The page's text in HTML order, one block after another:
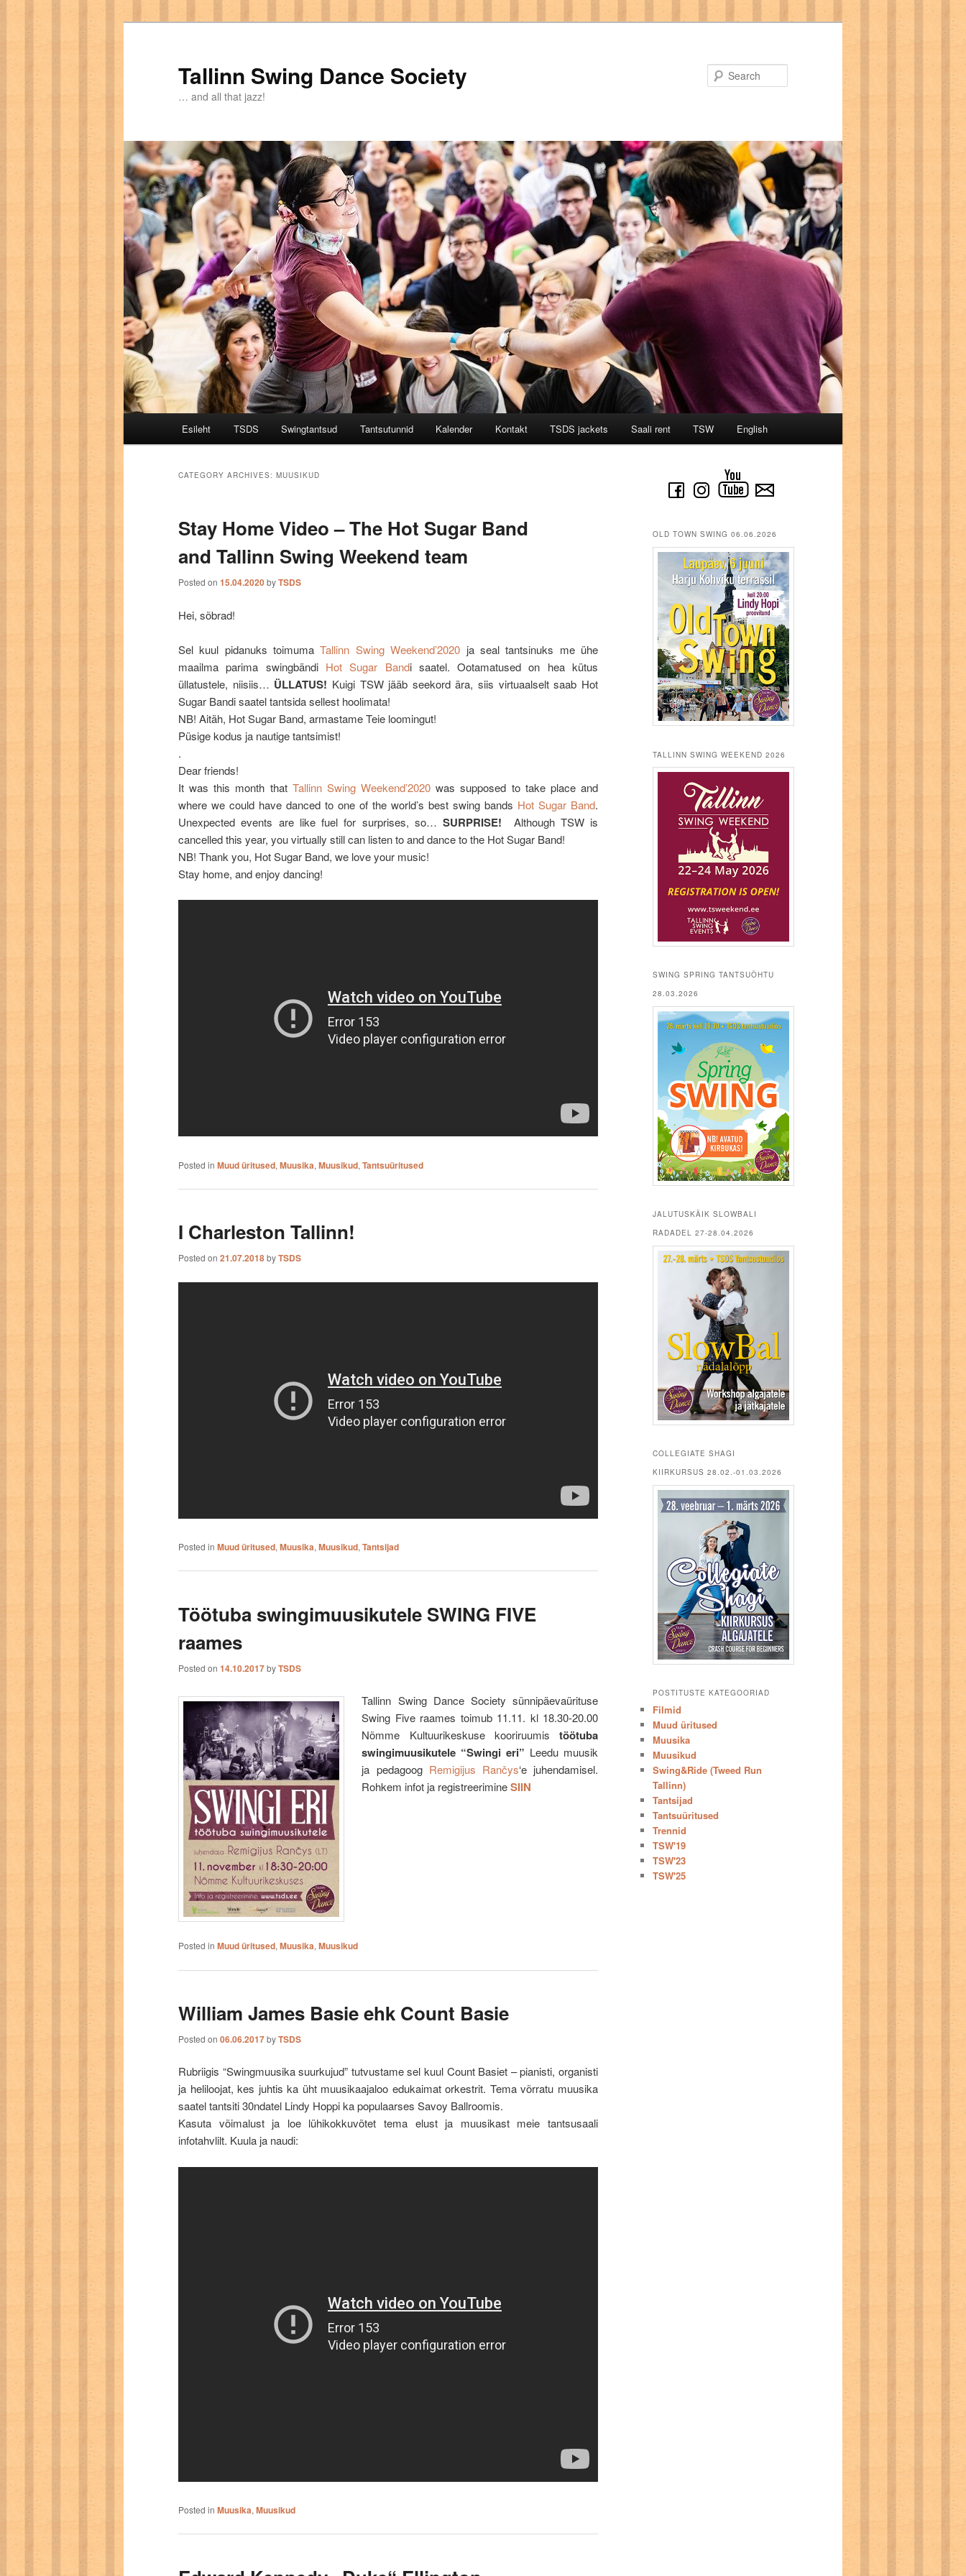
Tallinn Swing Dance Society
… and all that jazz!
Skip to primary content
Skip to secondary content
Esileht TSDS Swingtantsud Tantsutunnid Kalender Kontakt TSDS jackets Saali rent TSW English
CATEGORY ARCHIVES: MUUSIKUD
Stay Home Video – The Hot Sugar Band
and Tallinn Swing Weekend team
Posted on 15.04.2020byTSDS
Hei, sõbrad!
Sel kuul pidanuks toimumaTallinn Swing Weekend’2020 ja seal tantsinuks me ühe
maailma parima swingbändi Hot Sugar Bandi saatel. Ootamatused on hea kütus
üllatustele, niisiis… ÜLLATUS! Kuigi TSW jääb seekord ära, siis virtuaalselt saab Hot
Sugar Bandi saatel tantsida sellest hoolimata!
NB! Aitäh, Hot Sugar Band, armastame Teie loomingut!
Püsige kodus ja nautige tantsimist!
.
Dear friends!
It was this month that Tallinn Swing Weekend’2020 was supposed to take place and
where we could have danced to one of the world’s best swing bands Hot Sugar Band.
Unexpected events are like fuel for surprises, so… SURPRISE! Although TSW is
cancelled this year, you virtually still can listen to and dance to the Hot Sugar Band!
NB! Thank you, Hot Sugar Band, we love your music!
Stay home, and enjoy dancing!
Posted in Muud üritused, Muusika, Muusikud, Tantsuüritused
I Charleston Tallinn!
Posted on 21.07.2018byTSDS
Posted in Muud üritused, Muusika, Muusikud, Tantsijad
Töötuba swingimuusikutele SWING FIVE
raames
Posted on 14.10.2017byTSDS
Tallinn Swing Dance Society sünnipäevaürituse
Swing Five raames toimub 11.11. kl 18.30-20.00
Nõmme Kultuurikeskuse kooriruumis töötuba
swingimuusikutele “Swingi eri” Leedu muusik
ja pedagoog Remigijus Rančys‘e juhendamisel.
Rohkem infot ja registreerimineSIIN
Posted in Muud üritused, Muusika, Muusikud
William James Basie ehk Count Basie
Posted on 06.06.2017byTSDS
Rubriigis “Swingmuusika suurkujud” tutvustame sel kuul Count Basiet – pianisti, organisti
ja heliloojat, kes juhtis ka üht muusikaajaloo edukaimat orkestrit. Tema võrratu muusika
saatel tantsiti 30ndatel Lindy Hoppi ka populaarses Savoy Ballroomis.
Kasuta võimalust ja loe lühikokkuvõtet tema elust ja muusikast meie tantsusaali
infotahvlilt. Kuula ja naudi:
Posted in Muusika, Muusikud
OLD TOWN SWING 06.06.2026
TALLINN SWING WEEKEND 2026
SWING SPRING TANTSUÕHTU
28.03.2026
JALUTUSKÄIK SLOWBALI
RADADEL 27-28.04.2026
COLLEGIATE SHAGI
KIIRKURSUS 28.02.-01.03.2026
POSTITUSTE KATEGOORIAD
Filmid
Muud üritused
Muusika
Muusikud
Swing&Ride (Tweed Run
Tallinn)
Tantsijad
Tantsuüritused
Trennid
TSW'19
TSW'23
TSW'25